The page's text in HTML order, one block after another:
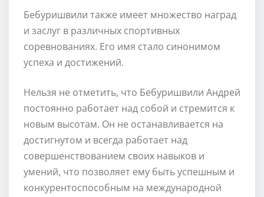
Бебуришвили также имеет множество наград
и заслуг в различных спортивных
соревнованиях. Его имя стало синонимом
успеха и достижений.
Нельзя не отметить, что Бебуришвили Андрей
постоянно работает над собой и стремится к
новым высотам. Он не останавливается на
достигнутом и всегда работает над
совершенствованием своих навыков и
умений, что позволяет ему быть успешным и
конкурентоспособным на международной